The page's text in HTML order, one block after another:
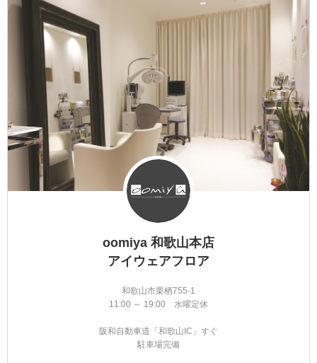
oomiya 和歌山本店
アイウェアフロア
和歌山市栗栖755-1
11:00 ～ 19:00 水曜定休
阪和自動車道「和歌山IC」すぐ
駐車場完備